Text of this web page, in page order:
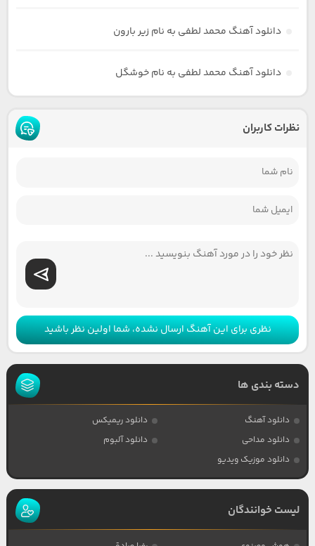
دانلود آهنگ محمد لطفی به نام زیر بارون
دانلود آهنگ محمد لطفی به نام خوشگل
نظرات کاربران
نظری برای این آهنگ ارسال نشده، شما اولین نظر باشید
دسته بندی ها
دانلود آهنگ
دانلود ریمیکس
دانلود مداحی
دانلود آلبوم
دانلود موزیک ویدیو
لیست خوانندگان